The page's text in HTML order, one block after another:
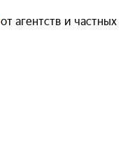
от агентств и частных